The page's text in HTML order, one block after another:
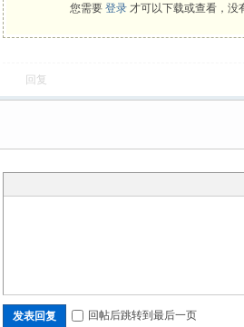
您需要 登录 才可以下载或查看，没
回复
发表回复 回帖后跳转到最后一页